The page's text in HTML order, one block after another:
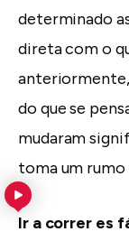
determinado
direta com o
do que se
mudaram
toma um
Ir a correr es